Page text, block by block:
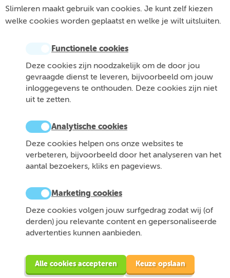
Slimleren maakt gebruik van cookies. Je kunt zelf kiezen
welke cookies worden geplaatst en welke je wilt uitsluiten.
Functionele cookies
Deze cookies zijn noodzakelijk om de door jou
gevraagde dienst te leveren, bijvoorbeeld om jouw
inloggegevens te onthouden. Deze cookies zijn niet
uit te zetten.
Analytische cookies
Deze cookies helpen ons onze websites te
verbeteren, bijvoorbeeld door het analyseren van het
aantal bezoekers, kliks en pageviews.
Marketing cookies
Deze cookies volgen jouw surfgedrag zodat wij (of
derden) jou relevante content en gepersonaliseerde
advertenties kunnen aanbieden.
Alle cookies accepteren Keuze opslaan